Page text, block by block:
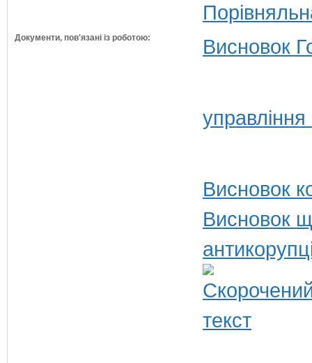
Документи, пов'язані із роботою: Висновок
Висновок
Висновок